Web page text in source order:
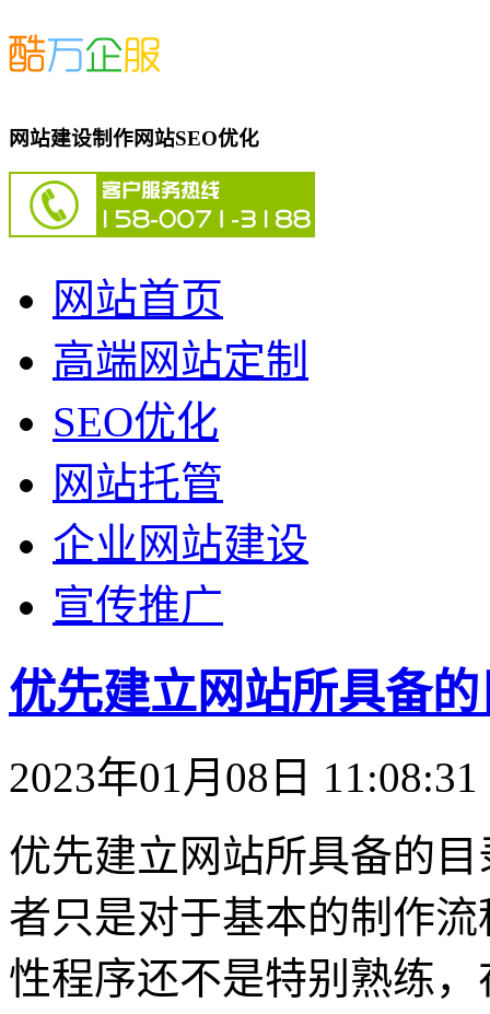
网站建设制作网站SEO优化
网站首页
高端网站定制
SEO优化
网站托管
企业网站建设
宣传推广
优先建立网站所具备
2023年01月08日 11:08:31
优先建立网站所具备的
者只是对于基本的制作
性程序还不是特别熟练